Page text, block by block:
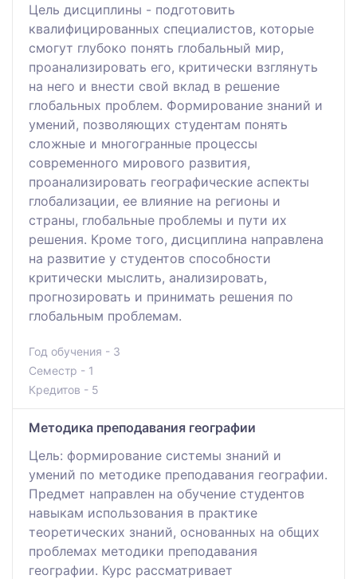
Цель дисциплины - подготовить
квалифицированных специалистов, которые
смогут глубоко понять глобальный мир,
проанализировать его, критически взглянуть
на него и внести свой вклад в решение
глобальных проблем. Формирование знаний и
умений, позволяющих студентам понять
сложные и многогранные процессы
современного мирового развития,
проанализировать географические аспекты
глобализации, ее влияние на регионы и
страны, глобальные проблемы и пути их
решения. Кроме того, дисциплина направлена
на развитие у студентов способности
критически мыслить, анализировать,
прогнозировать и принимать решения по
глобальным проблемам.
Год обучения - 3
Семестр - 1
Кредитов - 5
Методика преподавания географии
Цель: формирование системы знаний и
умений по методике преподавания географии.
Предмет направлен на обучение студентов
навыкам использования в практике
теоретических знаний, основанных на общих
проблемах методики преподавания
географии. Курс рассматривает